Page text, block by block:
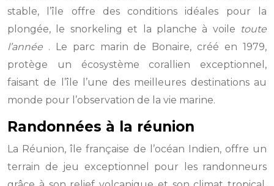
stable, l’île offre des conditions idéales pour la
plongée, le snorkeling et la planche à voile toute
l’année . Le parc marin de Bonaire, créé en 1979,
protège un écosystème corallien exceptionnel,
faisant de l’île l’une des meilleures destinations au
monde pour l’observation de la vie marine.
Randonnées à la réunion
La Réunion, île française de l’océan Indien, offre un
terrain de jeu exceptionnel pour les randonneurs